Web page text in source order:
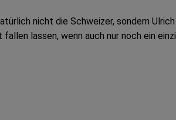
nicht die Schweizer, sondern
lassen, wenn auch nur noch ein